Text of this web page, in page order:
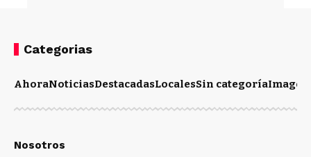
Categorias
AhoraNoticiasDestacadasLocalesSin categoríaImagen
Nosotros